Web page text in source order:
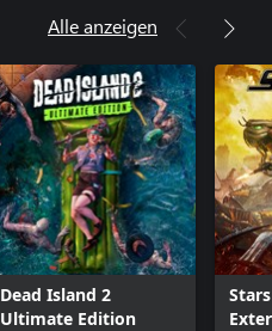
Alle anzeigen
Dead Island 2
Ultimate Edition